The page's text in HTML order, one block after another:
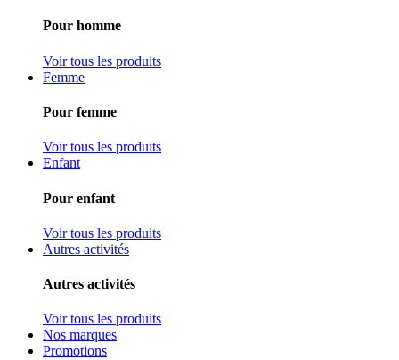
Pour homme
Voir tous les produits
Femme
Pour femme
Voir tous les produits
Enfant
Pour enfant
Voir tous les produits
Autres activités
Autres activités
Voir tous les produits
Nos marques
Promotions